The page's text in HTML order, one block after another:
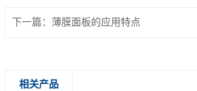
下一篇： 薄膜面板的应用特点
相关产品